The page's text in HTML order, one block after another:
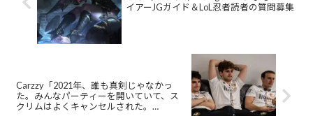
イアーJGガイド＆LoL忍者読者の質問募集
Carzzy「2021年、誰も真剣じゃなかっ
た。みんなパーティーを開いていて、ス
クリムはよくキャンセルされた。